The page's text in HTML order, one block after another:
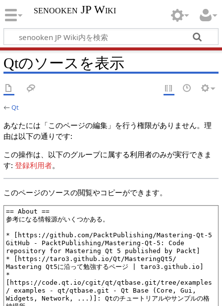
senooken JP Wiki
Qtのソースを表示
←Qt
あなたには「このページの編集」を行う権限がありません。理
由は以下の通りです:
この操作は、以下のグループに属する利用者のみが実行できま
す: 登録利用者。
このページのソースの閲覧やコピーができます。